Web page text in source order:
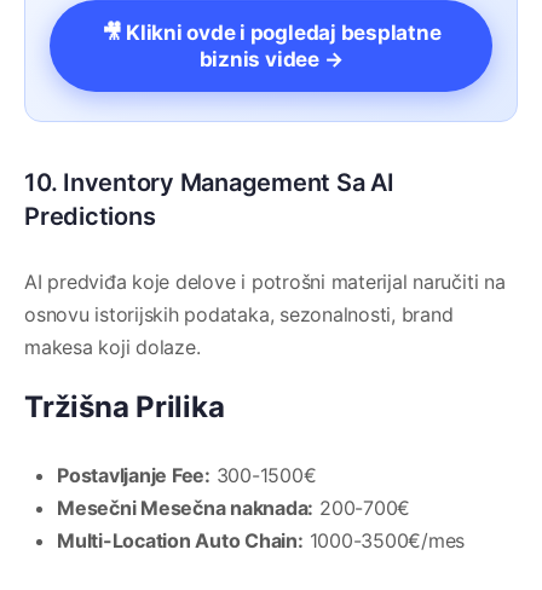
🎥 Klikni ovde i pogledaj besplatne
biznis videe →
10. Inventory Management Sa AI
Predictions
AI predviđa koje delove i potrošni materijal naručiti na
osnovu istorijskih podataka, sezonalnosti, brand
makesa koji dolaze.
Tržišna Prilika
Postavljanje Fee: 300-1500€
Mesečni Mesečna naknada: 200-700€
Multi-Location Auto Chain: 1000-3500€/mes